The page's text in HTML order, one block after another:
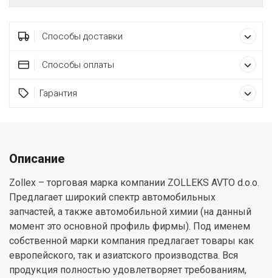
Способы доставки
Способы оплаты
Гарантия
Описание
Zollex – торговая марка компании ZOLLEKS AVTO d.o.o.
Предлагает широкий спектр автомобильных
запчастей, а также автомобильной химии (на данный
момент это основной профиль фирмы). Под именем
собственной марки компания предлагает товары как
европейского, так и азиатского производства. Вся
продукция полностью удовлетворяет требованиям,